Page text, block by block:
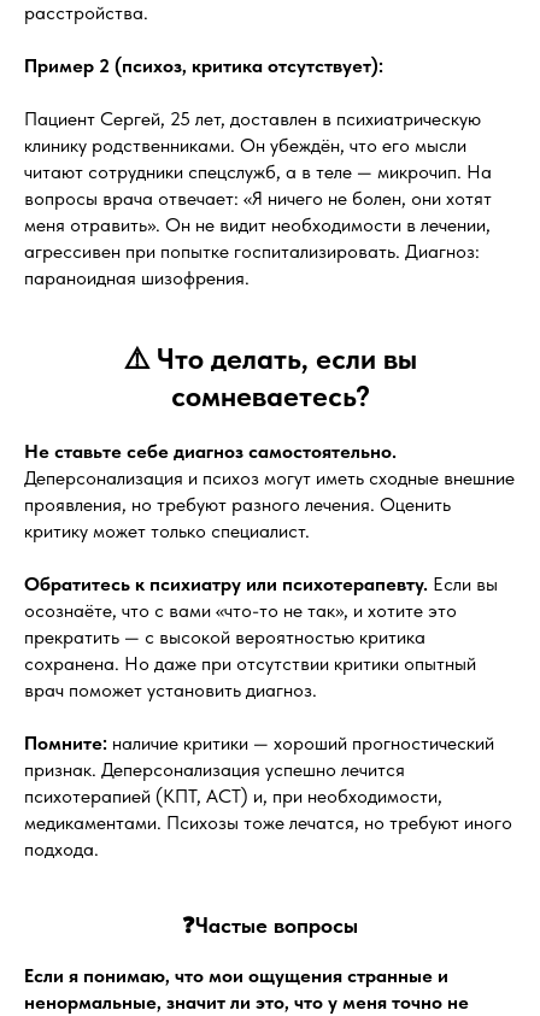
расстройства.
Пример 2 (психоз, критика отсутствует):
Пациент Сергей, 25 лет, доставлен в психиатрическую
клинику родственниками. Он убеждён, что его мысли
читают сотрудники спецслужб, а в теле — микрочип. На
вопросы врача отвечает: «Я ничего не болен, они хотят
меня отравить». Он не видит необходимости в лечении,
агрессивен при попытке госпитализировать. Диагноз:
параноидная шизофрения.
⚠️ Что делать, если вы
сомневаетесь?
Не ставьте себе диагноз самостоятельно.
Деперсонализация и психоз могут иметь сходные внешние
проявления, но требуют разного лечения. Оценить
критику может только специалист.
Обратитесь к психиатру или психотерапевту. Если вы
осознаёте, что с вами «что-то не так», и хотите это
прекратить — с высокой вероятностью критика
сохранена. Но даже при отсутствии критики опытный
врач поможет установить диагноз.
Помните: наличие критики — хороший прогностический
признак. Деперсонализация успешно лечится
психотерапией (КПТ, ACT) и, при необходимости,
медикаментами. Психозы тоже лечатся, но требуют иного
подхода.
❓Частые вопросы
Если я понимаю, что мои ощущения странные и
ненормальные, значит ли это, что у меня точно не